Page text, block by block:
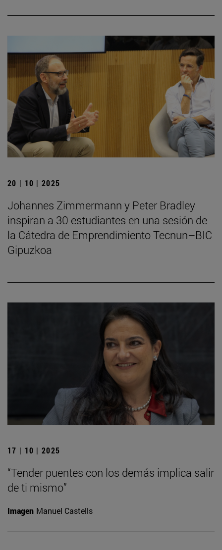
20 | 10 | 2025
Johannes Zimmermann y Peter Bradley
inspiran a 30 estudiantes en una sesión de
la Cátedra de Emprendimiento Tecnun–BIC
Gipuzkoa
17 | 10 | 2025
“Tender puentes con los demás implica salir
de ti mismo”
Imagen Manuel Castells